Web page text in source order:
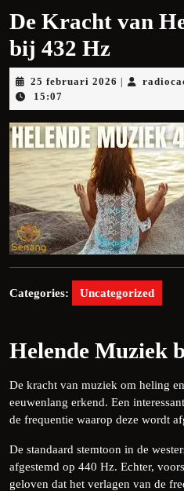
De Kracht van
bij 432 Hz
25 februari 2026 25
2026
15:07
Categories: Uncategorized
Helende Muziek
De kracht van muziek om heling
eeuwenlang erkend. Een
de frequentie waarop deze wordt
De standaard stemtoon in de
afgestemd op 440 Hz. Echter,
geloven dat het verlagen van de